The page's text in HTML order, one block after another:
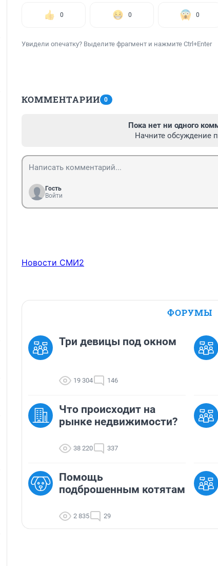
0 0 0
Увидели опечатку? Выделите фрагмент и нажмите Ctrl+Enter
КОММЕНТАРИИ 0
Пока нет ни одного
Начните обсуждение
Гость
Войти
Новости СМИ2
ФОРУМЫ
Три девицы под окном
19 304 146
Что происходит на
рынке недвижимости?
38 220 337
Помощь
подброшенным котятам
2 835 29